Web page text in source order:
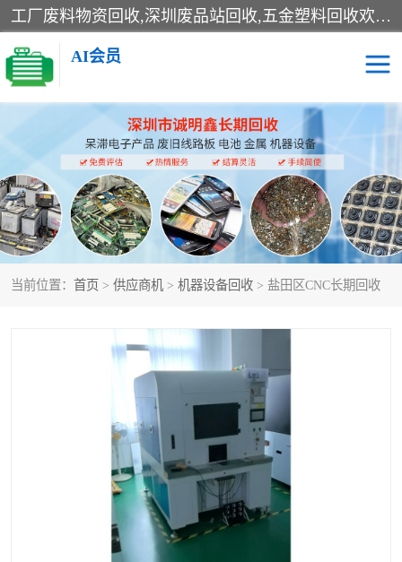
工厂废料物资回收,深圳废品站回收,五金塑料回收欢迎有金属、塑料、电子、电线、废旧设备、废铜、锡渣、线路板、镀银废料、废IC、电子零件、电子脚，等其他废旧物资的单位及个人联系洽谈。对提供息者我们可以提供优厚的业务提成（佣金）。
AI会员
当前位置： 首页 > 供应商机 > 机器设备回收 > 盐田区CNC长期回收
线路板回收 电子回收
电子产品回收 电池回收
金属回收 机器设备回收